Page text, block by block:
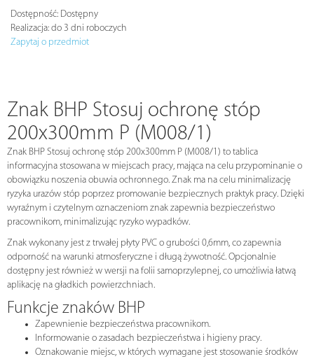
Dostępność: Dostępny
Realizacja: do 3 dni roboczych
Zapytaj o przedmiot
Znak BHP Stosuj ochronę stóp
200x300mm P (M008/1)
Znak BHP Stosuj ochronę stóp 200x300mm P (M008/1) to tablica
informacyjna stosowana w miejscach pracy, mająca na celu przypominanie o
obowiązku noszenia obuwia ochronnego. Znak ma na celu minimalizację
ryzyka urazów stóp poprzez promowanie bezpiecznych praktyk pracy. Dzięki
wyraźnym i czytelnym oznaczeniom znak zapewnia bezpieczeństwo
pracownikom, minimalizując ryzyko wypadków.
Znak wykonany jest z trwałej płyty PVC o grubości 0,6mm, co zapewnia
odporność na warunki atmosferyczne i długą żywotność. Opcjonalnie
dostępny jest również w wersji na folii samoprzylepnej, co umożliwia łatwą
aplikację na gładkich powierzchniach.
Funkcje znaków BHP
Zapewnienie bezpieczeństwa pracownikom.
Informowanie o zasadach bezpieczeństwa i higieny pracy.
Oznakowanie miejsc, w których wymagane jest stosowanie środków